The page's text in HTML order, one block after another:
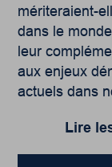
mériteraient-
dans le
leur
aux enjeux
actuels dans
Lire